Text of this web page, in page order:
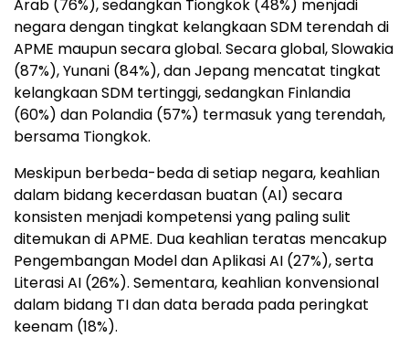
Arab (76%), sedangkan Tiongkok (48%) menjadi
negara dengan tingkat kelangkaan SDM terendah di
APME maupun secara global. Secara global, Slowakia
(87%), Yunani (84%), dan Jepang mencatat tingkat
kelangkaan SDM tertinggi, sedangkan Finlandia
(60%) dan Polandia (57%) termasuk yang terendah,
bersama Tiongkok.
Meskipun berbeda-beda di setiap negara, keahlian
dalam bidang kecerdasan buatan (AI) secara
konsisten menjadi kompetensi yang paling sulit
ditemukan di APME. Dua keahlian teratas mencakup
Pengembangan Model dan Aplikasi AI (27%), serta
Literasi AI (26%). Sementara, keahlian konvensional
dalam bidang TI dan data berada pada peringkat
keenam (18%).